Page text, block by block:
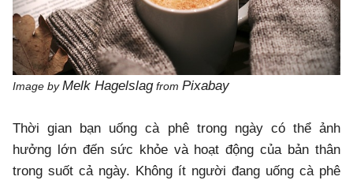
Image byMelk Hagelslagfrom Pixabay
Thời gian bạn uống cà phê trong ngày có thể ảnh
hưởng lớn đến sức khỏe và hoạt động của bản thân
trong suốt cả ngày. Không ít người đang uống cà phê